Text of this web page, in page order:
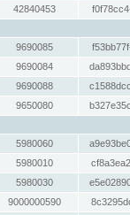
42840453
9690085
9690084
9690088
9650080
5980060
5980010
5980030
9000000590